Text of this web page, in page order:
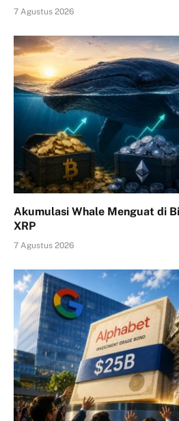
7 Agustus 2026
Akumulasi Whale Menguat di
XRP
7 Agustus 2026